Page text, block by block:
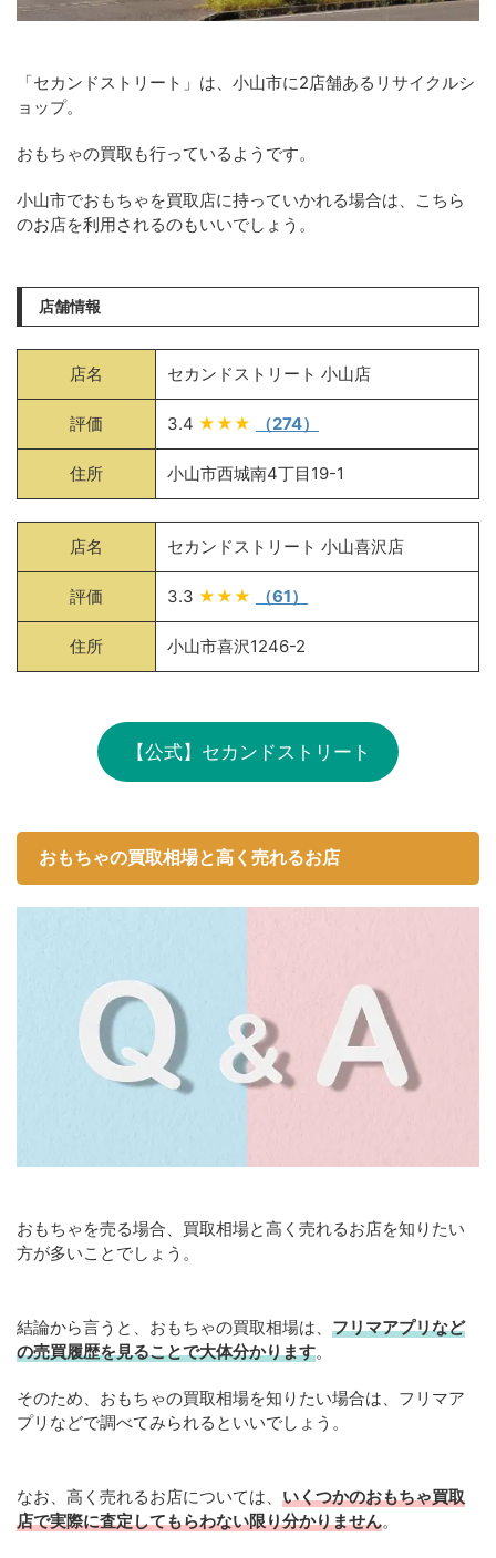
「セカンドストリート」は、小山市に2店舗あるリサイクルシ
ョップ。
おもちゃの買取も行っているようです。
小山市でおもちゃを買取店に持っていかれる場合は、こちら
のお店を利用されるのもいいでしょう。
店舗情報
店名 セカンドストリート 小山店
評価 3.4 ★★★ （274）
住所 小山市西城南4丁目19-1
店名 セカンドストリート 小山喜沢店
評価 3.3 ★★★ （61）
住所 小山市喜沢1246-2
【公式】セカンドストリート
おもちゃの買取相場と高く売れるお店
おもちゃを売る場合、買取相場と高く売れるお店を知りたい
方が多いことでしょう。
結論から言うと、おもちゃの買取相場は、 フリマアプリなど
の売買履歴を見ることで大体分かります。
そのため、おもちゃの買取相場を知りたい場合は、フリマア
プリなどで調べてみられるといいでしょう。
なお、高く売れるお店については、 いくつかのおもちゃ買取
店で実際に査定してもらわない限り分かりません。